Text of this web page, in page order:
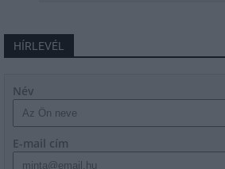
HÍRLEVÉL
Név
E-mail cím